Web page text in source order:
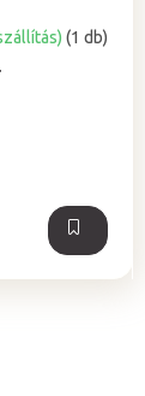
(1 db)